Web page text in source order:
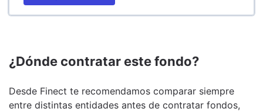
¿Dónde contratar este fondo?
Desde Finect te recomendamos comparar siempre
entre distintas entidades antes de contratar fondos,